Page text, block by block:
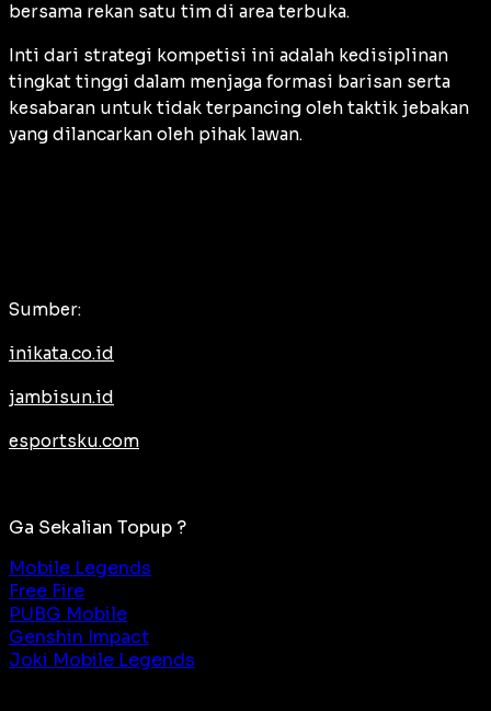
bersama rekan satu tim di area terbuka.
Inti dari strategi kompetisi ini adalah kedisiplinan
tingkat tinggi dalam menjaga formasi barisan serta
kesabaran untuk tidak terpancing oleh taktik jebakan
yang dilancarkan oleh pihak lawan.
Sumber:
inikata.co.id
jambisun.id
esportsku.com
Ga Sekalian Topup ?
Mobile Legends
Free Fire
PUBG Mobile
Genshin Impact
Joki Mobile Legends